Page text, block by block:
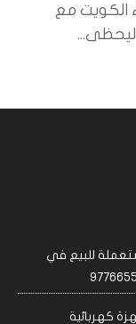
الكويت مع
ليحظى...
للبيع في
كهربائية